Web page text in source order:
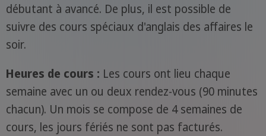
débutant à avancé. De plus, il est possible de
suivre des cours spéciaux d'anglais des affaires le
soir.
Heures de cours : Les cours ont lieu chaque
semaine avec un ou deux rendez-vous (90 minutes
chacun). Un mois se compose de 4 semaines de
cours, les jours fériés ne sont pas facturés.